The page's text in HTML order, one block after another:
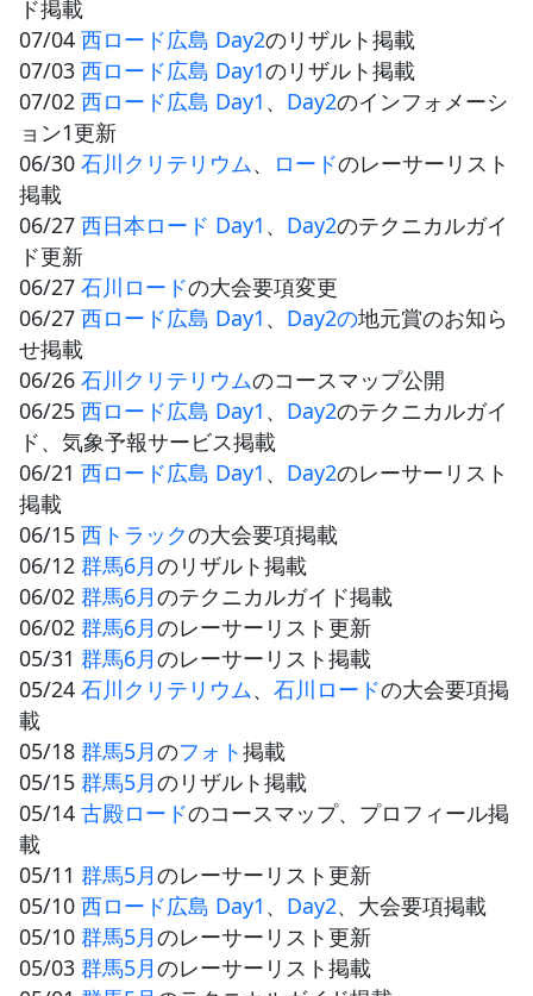
ド掲載
07/04 西ロード広島 Day2のリザルト掲載
07/03 西ロード広島 Day1のリザルト掲載
07/02 西ロード広島 Day1 、 Day2のインフォメーシ
ョン1更新
06/30 石川クリテリウム、 ロードのレーサーリスト
掲載
06/27 西日本ロード Day1 、 Day2のテクニカルガイ
ド更新
06/27 石川ロードの大会要項変更
06/27 西ロード広島 Day1 、 Day2の地元賞のお知ら
せ掲載
06/26 石川クリテリウムのコースマップ公開
06/25 西ロード広島 Day1 、 Day2のテクニカルガイ
ド、気象予報サービス掲載
06/21 西ロード広島 Day1 、 Day2のレーサーリスト
掲載
06/15 西トラックの大会要項掲載
06/12 群馬6月のリザルト掲載
06/02 群馬6月のテクニカルガイド掲載
06/02 群馬6月のレーサーリスト更新
05/31 群馬6月のレーサーリスト掲載
05/24 石川クリテリウム、 石川ロードの大会要項掲
載
05/18 群馬5月のフォト掲載
05/15 群馬5月のリザルト掲載
05/14 古殿ロードのコースマップ、プロフィール掲
載
05/11 群馬5月のレーサーリスト更新
05/10 西ロード広島 Day1 、 Day2、大会要項掲載
05/10 群馬5月のレーサーリスト更新
05/03 群馬5月のレーサーリスト掲載